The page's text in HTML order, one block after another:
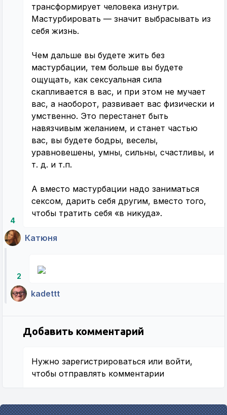
4
трансформирует человека изнутри.
Мастурбировать — значит выбрасывать из
себя жизнь.
Чем дальше вы будете жить без
мастурбации, тем больше вы будете
ощущать, как сексуальная сила
скапливается в вас, и при этом не мучает
вас, а наоборот, развивает вас физически и
умственно. Это перестанет быть
навязчивым желанием, и станет частью
вас, вы будете бодры, веселы,
уравновешены, умны, сильны, счастливы, и
т. д. и т.п.
А вместо мастурбации надо заниматься
сексом, дарить себя другим, вместо того,
чтобы тратить себя «в никуда».
Катюня
2
kadettt
Добавить комментарий
Нужно зарегистрироваться или войти,
чтобы отправлять комментарии